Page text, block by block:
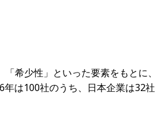
希少性」といった要素をもとに、
は100社のうち、日本企業は32社